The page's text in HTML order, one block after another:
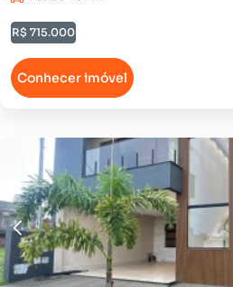
R$ 715.000
Conhecer imóvel